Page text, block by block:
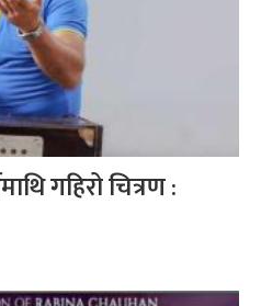
गहिरो चित्रण :